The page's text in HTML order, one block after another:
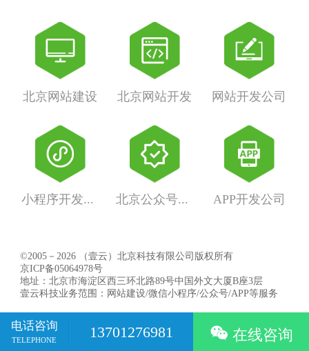
北京网站建设 北京网站开发 网站开发公司
APP开发公司
©2005－2026 （壹云）北京科技有限公司版权所有
京ICP备05064978号
地址：北京市海淀区西三环北路89号中国外文大厦B座3层
壹云科技业务范围：网站建设/微信小程序/公众号/APP等服务
电话咨询
TELEPHONE
13701276981  在线咨询